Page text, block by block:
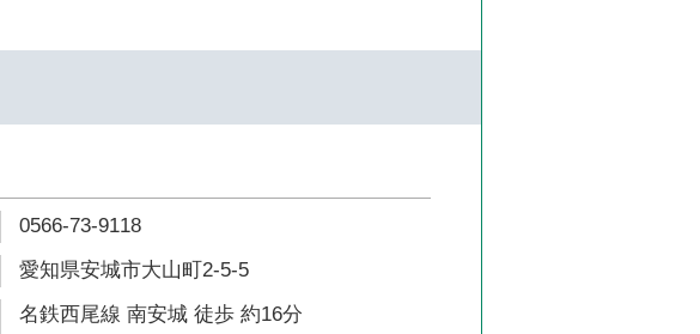
0566-73-9118
愛知県安城市大山町2-5-5
名鉄西尾線 南安城 徒歩 約16分